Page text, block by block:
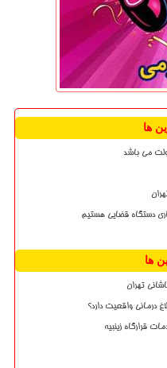
ها
می باشد
دستگاه قضایی هستیم
ها
تهران
درمانی واقعیت دارد؟